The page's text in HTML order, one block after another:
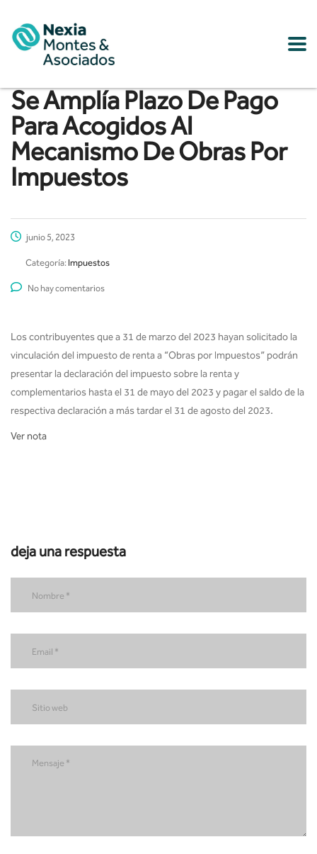
Se Amplía Plazo De Pago
Para Acogidos Al
Mecanismo De Obras Por
Impuestos
junio 5, 2023
Categoría: Impuestos
No hay comentarios
Los contribuyentes que a 31 de marzo del 2023 hayan solicitado la
vinculación del impuesto de renta a “Obras por Impuestos” podrán
presentar la declaración del impuesto sobre la renta y
complementarios hasta el 31 de mayo del 2023 y pagar el saldo de la
respectiva declaración a más tardar el 31 de agosto del 2023.
Ver nota
deja una respuesta